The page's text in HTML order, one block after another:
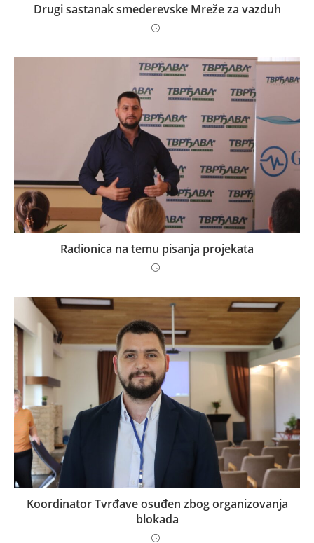
Drugi sastanak smederevske Mreže za vazduh
Radionica na temu pisanja projekata
Koordinator Tvrđave osuđen zbog organizovanja
blokada